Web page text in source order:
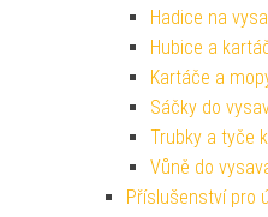
Hadice na
Hubice a
Kartáče a
Sáčky do
Trubky a tyče
Vůně do
Příslušenství pro